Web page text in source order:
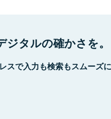
ジタルの確かさを。
スで入力も検索もスムーズ